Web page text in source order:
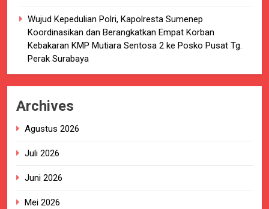
Wujud Kepedulian Polri, Kapolresta Sumenep
Koordinasikan dan Berangkatkan Empat Korban
Kebakaran KMP Mutiara Sentosa 2 ke Posko Pusat Tg.
Perak Surabaya
Archives
Agustus 2026
Juli 2026
Juni 2026
Mei 2026